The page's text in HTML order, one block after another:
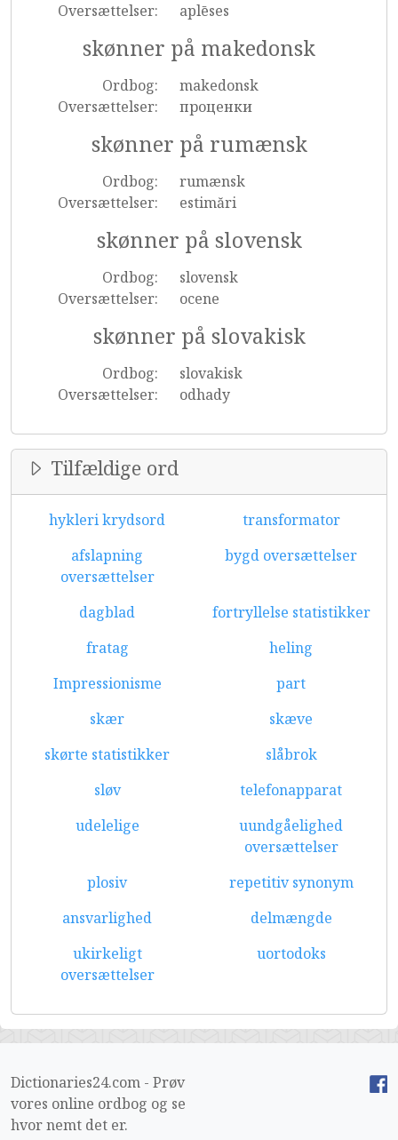
Oversættelser:
aplēses
skønner på makedonsk
Ordbog:
makedonsk
Oversættelser:
проценки
skønner på rumænsk
Ordbog:
rumænsk
Oversættelser:
estimări
skønner på slovensk
Ordbog:
slovensk
Oversættelser:
ocene
skønner på slovakisk
Ordbog:
slovakisk
Oversættelser:
odhady
Tilfældige ord
hykleri krydsord
transformator
afslapning
oversættelser
bygd oversættelser
dagblad
fortryllelse statistikker
fratag
heling
Impressionisme
part
skær
skæve
skørte statistikker
slåbrok
sløv
telefonapparat
udelelige
uundgåelighed
oversættelser
plosiv
repetitiv synonym
ansvarlighed
delmængde
ukirkeligt
oversættelser
uortodoks
Dictionaries24.com - Prøv
vores online ordbog og se
hvor nemt det er.